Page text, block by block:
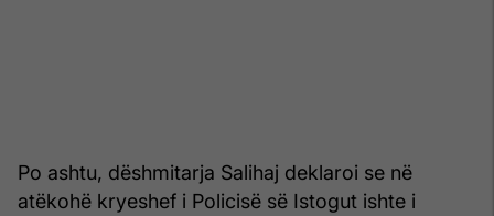
Po ashtu, dëshmitarja Salihaj deklaroi se në
atëkohë kryeshef i Policisë së Istogut ishte i